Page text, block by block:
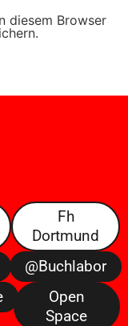
diesem Browser
Fh
Dortmund
@buchlabor
Open
Space